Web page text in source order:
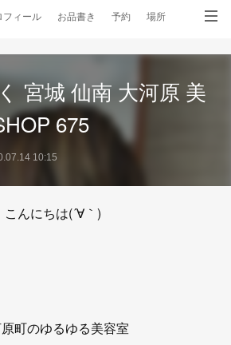
フィール お品書き 予約 場所
宮城 仙南 大河原 美
675
10:15
こんにちは(´∀｀)
町のゆるゆる美容室